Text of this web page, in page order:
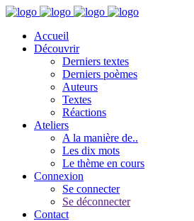
Accueil
Découvrir
Derniers textes
Derniers poèmes
Auteurs
Textes
Réactions
Ateliers
A la manière de..
Les dix mots
Le thème en cours
Connexion
Se connecter
Se déconnecter
Contact